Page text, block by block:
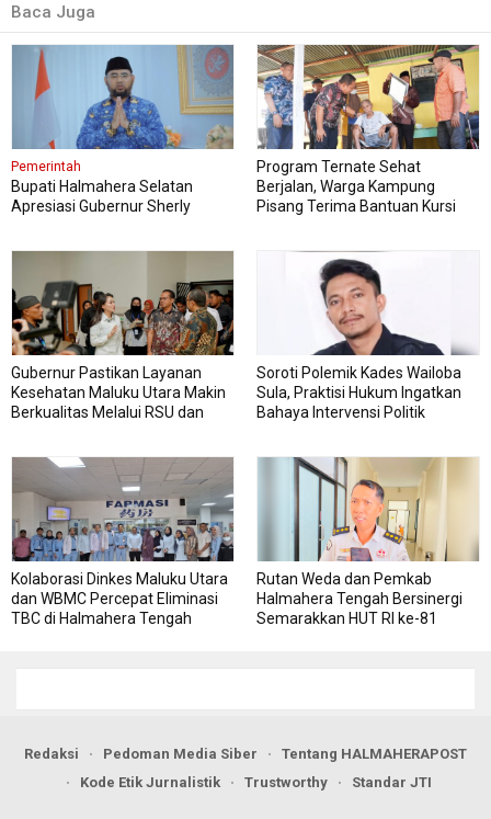
Baca Juga
Pemerintah
Bupati Halmahera Selatan
Apresiasi Gubernur Sherly
Program Ternate Sehat
Berjalan, Warga Kampung
Pisang Terima Bantuan Kursi
Gubernur Pastikan Layanan
Kesehatan Maluku Utara Makin
Berkualitas Melalui RSU dan
Soroti Polemik Kades Wailoba
Sula, Praktisi Hukum Ingatkan
Bahaya Intervensi Politik
Kolaborasi Dinkes Maluku Utara
dan WBMC Percepat Eliminasi
TBC di Halmahera Tengah
Rutan Weda dan Pemkab
Halmahera Tengah Bersinergi
Semarakkan HUT RI ke-81
Redaksi Pedoman Media Siber
Tentang HALMAHERAPOST
Kode Etik Jurnalistik
Trustworthy Standar JTI